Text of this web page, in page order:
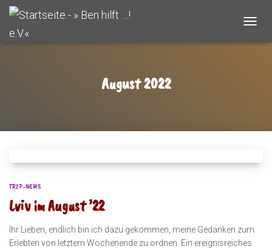
August 2022
TRIP-NEWS
Lviv im August ’22
Ihr Lieben, endlich bin ich dazu gekommen, meine Gedanken zum
Erlebten von letztem Wochenende zu ordnen. Ein ereignisreiches